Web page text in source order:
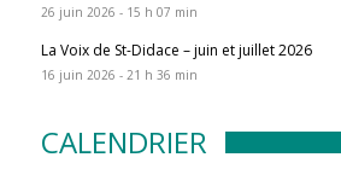
26 juin 2026 - 15 h 07 min
La Voix de St-Didace – juin et juillet 2026
16 juin 2026 - 21 h 36 min
CALENDRIER